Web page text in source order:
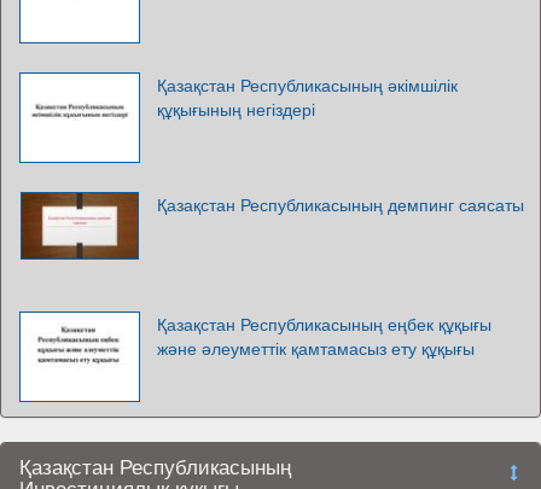
Қазақстан Республикасының әкімшілік
құқығының негіздері
Қазақстан Республикасының демпинг саясаты
Қазақстан Республикасының еңбек құқығы
және әлеуметтік қамтамасыз ету құқығы
Қазақстан Республикасының